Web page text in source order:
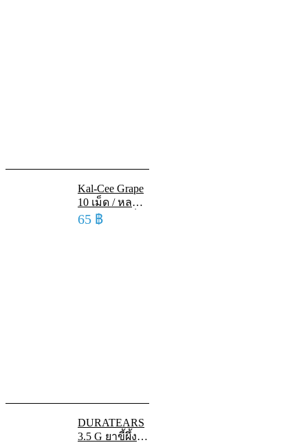
Kal-Cee Grape
10 เม็ด / หลอด
แคลเซียม เม็ด
65 ฿
DURATEARS
3.5 G ยาขี้ผึ้ง